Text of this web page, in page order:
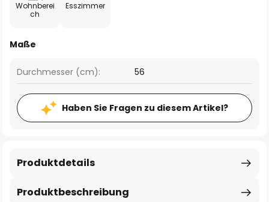
Wohnberei
ch
Esszimmer
Maße
Durchmesser (cm): 56
Haben Sie Fragen zu diesem Artikel?
Produktbeschreibung
Produktdetails